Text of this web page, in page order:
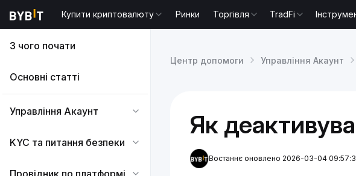
Купити криптовалюту Ринки Торгівля TradFi
З чого почати
Основні статті
Управління Акаунт
KYC та питання безпеки
Провідник по платформі
Центр допомоги Управління Акаунт
Як
Востаннє оновлено 2026-03-04